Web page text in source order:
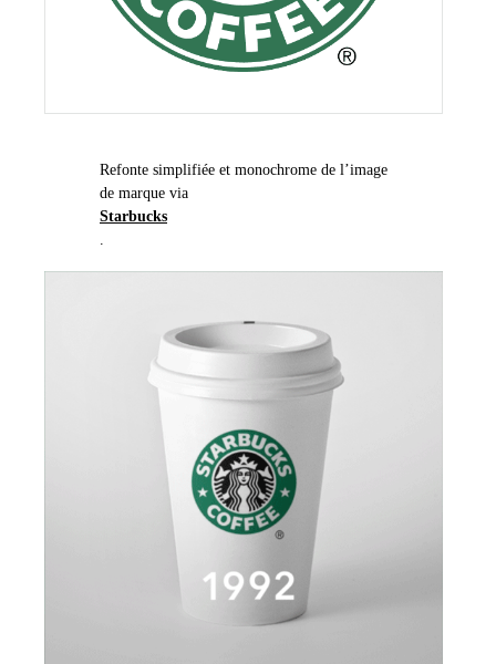
Refonte simplifiée et monochrome de l’image
de marque via
Starbucks
.